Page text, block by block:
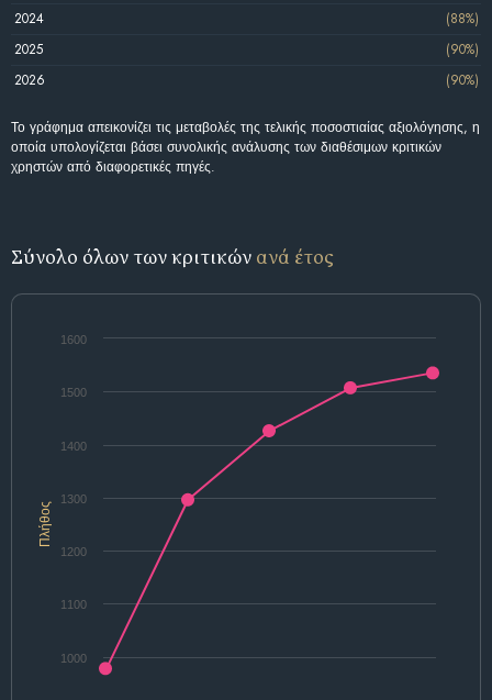
2024
(88%)
2025
(90%)
2026
(90%)
Το γράφημα απεικονίζει τις μεταβολές της τελικής ποσοστιαίας αξιολόγησης, η
οποία υπολογίζεται βάσει συνολικής ανάλυσης των διαθέσιμων κριτικών
χρηστών από διαφορετικές πηγές.
Σύνολο όλων των κριτικών ανά έτος
Πλήθος
1000
1100
1200
1300
1400
1500
1600